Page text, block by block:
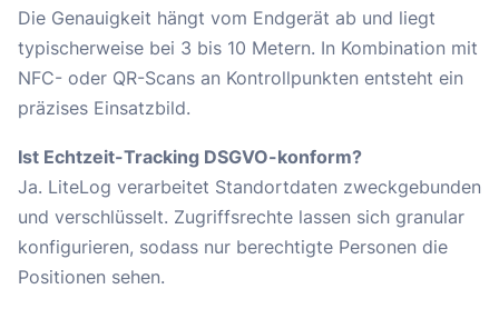
Die Genauigkeit hängt vom Endgerät ab und liegt
typischerweise bei 3 bis 10 Metern. In Kombination mit
NFC- oder QR-Scans an Kontrollpunkten entsteht ein
präzises Einsatzbild.
Ist Echtzeit-Tracking DSGVO-konform?
Ja. LiteLog verarbeitet Standortdaten zweckgebunden
und verschlüsselt. Zugriffsrechte lassen sich granular
konfigurieren, sodass nur berechtigte Personen die
Positionen sehen.